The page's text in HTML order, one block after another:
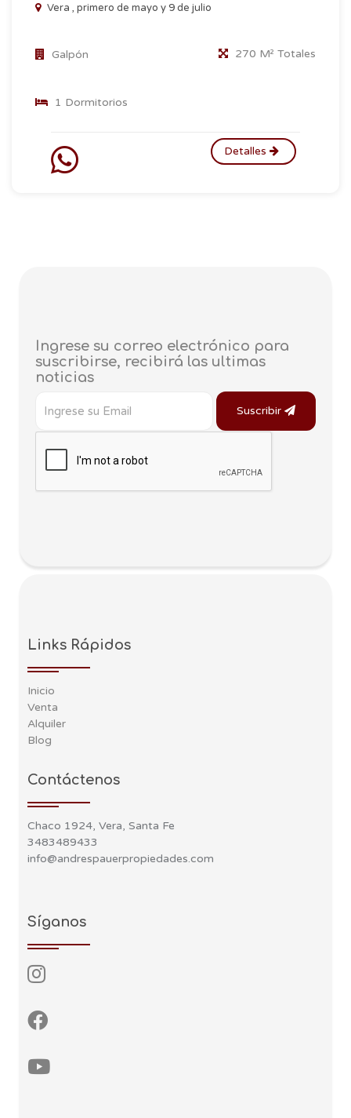
Vera , primero de mayo y 9 de julio
Galpón 270 M² Totales
1 Dormitorios
Detalles
Ingrese su correo electrónico para
suscribirse, recibirá las ultimas
noticias
Suscribir
Links Rápidos
Inicio
Venta
Alquiler
Blog
Contáctenos
Chaco 1924, Vera, Santa Fe
3483489433
info@andrespauerpropiedades.com
Síganos